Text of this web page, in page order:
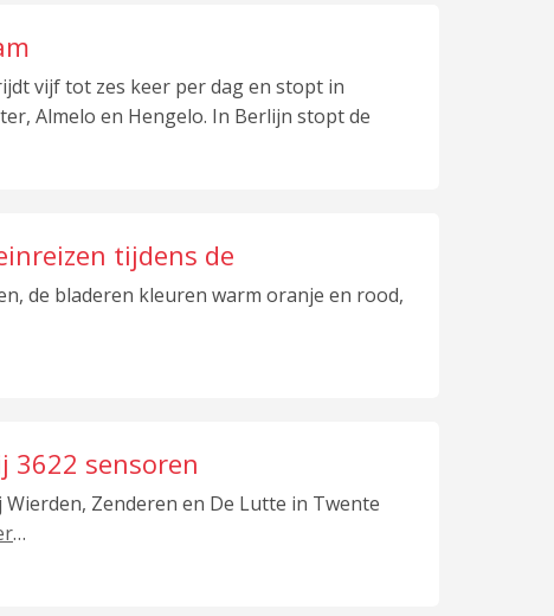
vijf tot zes keer per dag en stopt in
Almelo en Hengelo. In Berlijn stopt de
tijdens de
de bladeren kleuren warm oranje en rood,
3622 sensoren
Zenderen en De Lutte in Twente
…